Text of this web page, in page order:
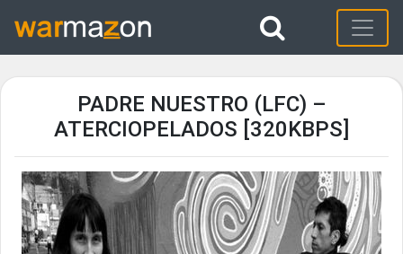
PADRE NUESTRO (LFC) –
ATERCIOPELADOS [320KBPS]